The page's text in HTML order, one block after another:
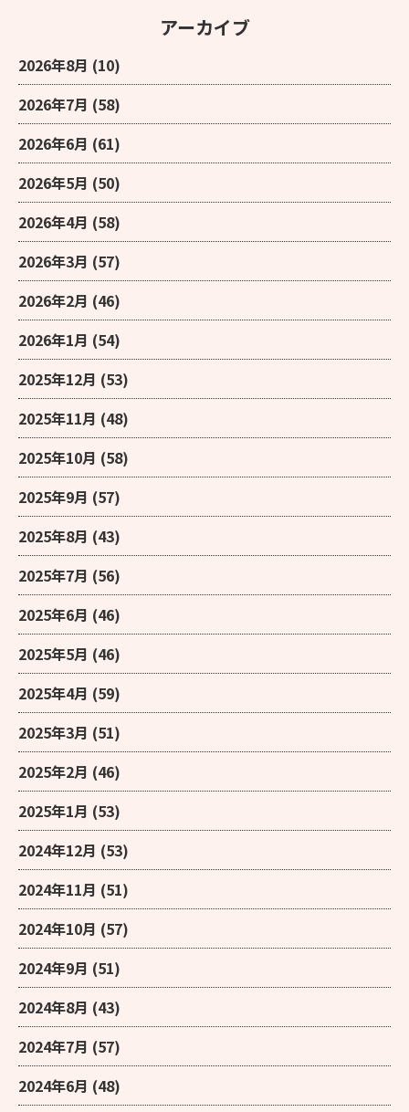
アーカイブ
2026年8月 (10)
2026年7月 (58)
2026年6月 (61)
2026年5月 (50)
2026年4月 (58)
2026年3月 (57)
2026年2月 (46)
2026年1月 (54)
2025年12月 (53)
2025年11月 (48)
2025年10月 (58)
2025年9月 (57)
2025年8月 (43)
2025年7月 (56)
2025年6月 (46)
2025年5月 (46)
2025年4月 (59)
2025年3月 (51)
2025年2月 (46)
2025年1月 (53)
2024年12月 (53)
2024年11月 (51)
2024年10月 (57)
2024年9月 (51)
2024年8月 (43)
2024年7月 (57)
2024年6月 (48)